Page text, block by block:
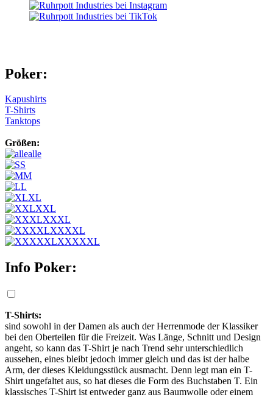
Poker:
Kapushirts
T-Shirts
Tanktops
Größen:
alle
S
M
L
XL
XXL
XXXL
XXXXL
XXXXXL
Info Poker:
T-Shirts:
sind sowohl in der Damen als auch der Herrenmode der Klassiker
bei den Oberteilen für die Freizeit. Was Länge, Schnitt und Design
angeht, so kann das T-Shirt je nach Trend sehr unterschiedlich
aussehen, eines bleibt jedoch immer gleich und das ist der halbe
Arm, der dieses Kleidungsstück ausmacht. Denn legt man ein T-
Shirt ungefaltet aus, so hat dieses die Form des Buchstaben T. Ein
klassisches T-Shirt ist entweder ganz aus Baumwolle oder einem